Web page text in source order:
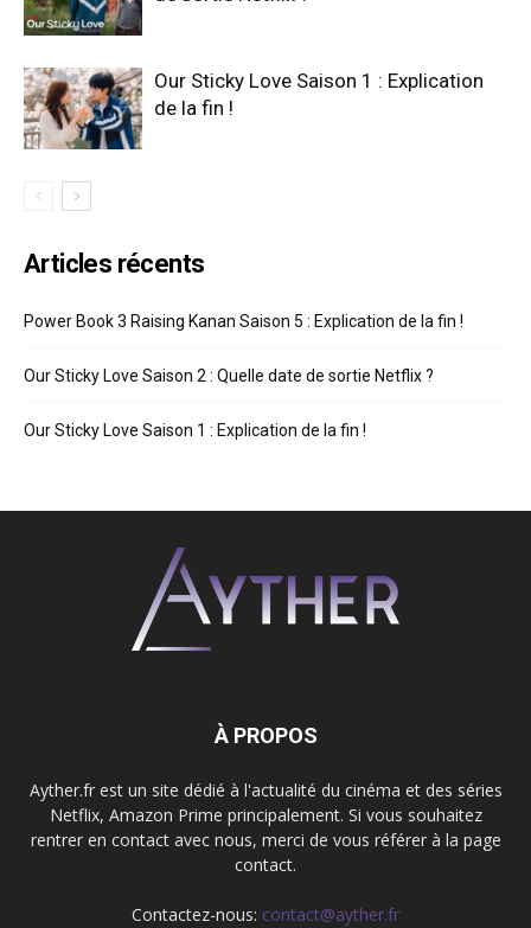
Our Sticky Love Saison 1 : Explication
de la fin !
Articles récents
Power Book 3 Raising Kanan Saison 5 : Explication de la fin !
Our Sticky Love Saison 2 : Quelle date de sortie Netflix ?
Our Sticky Love Saison 1 : Explication de la fin !
À PROPOS
Ayther.fr est un site dédié à l'actualité du cinéma et des séries
Netflix, Amazon Prime principalement. Si vous souhaitez
rentrer en contact avec nous, merci de vous référer à la page
contact.
Contactez-nous: contact@ayther.fr